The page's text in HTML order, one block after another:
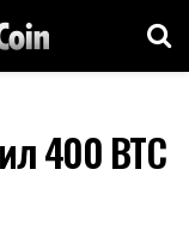
400 BTC